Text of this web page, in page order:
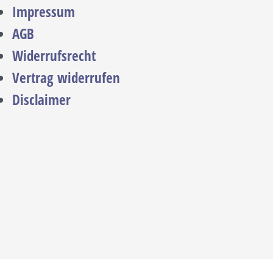
Impressum
AGB
Widerrufsrecht
Vertrag widerrufen
Disclaimer